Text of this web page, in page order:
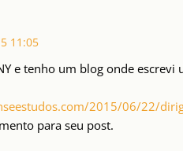
11:05
e tenho um blog onde escrevi
2015/06/22/
para seu post.